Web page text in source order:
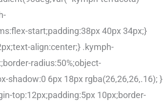
start;padding:38px 40px 34px;}
align:center;} .kymph-
radius:50%;object-
shadow:0 6px 18px rgba(26,26,26,.16); }
top:12px;padding:5px 10px;border-